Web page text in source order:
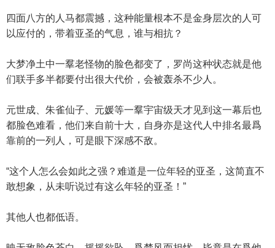
四面八方的人马都震撼，这种能量根本不是金身层次的人可
以应付的，带着亚圣的气息，谁与相抗？
大梦净土中一羣老怪物的脸色都变了，罗尚这种状态就是他
们联手多半都要付出很大代价，会被轰杀不少人。
元世成、朱雀仙子、元媛等一羣宇宙级天才见到这一幕后也
都脸色难看，他们来自前十大，自身亦是这代人中排名最爲
靠前的一列人，可是眼下深感不敌。
“这个人怎么会如此之强？难道是一位年轻的亚圣，这简直不
敢想象，从未听说过有这么年轻的亚圣！”
其他人也都低语。